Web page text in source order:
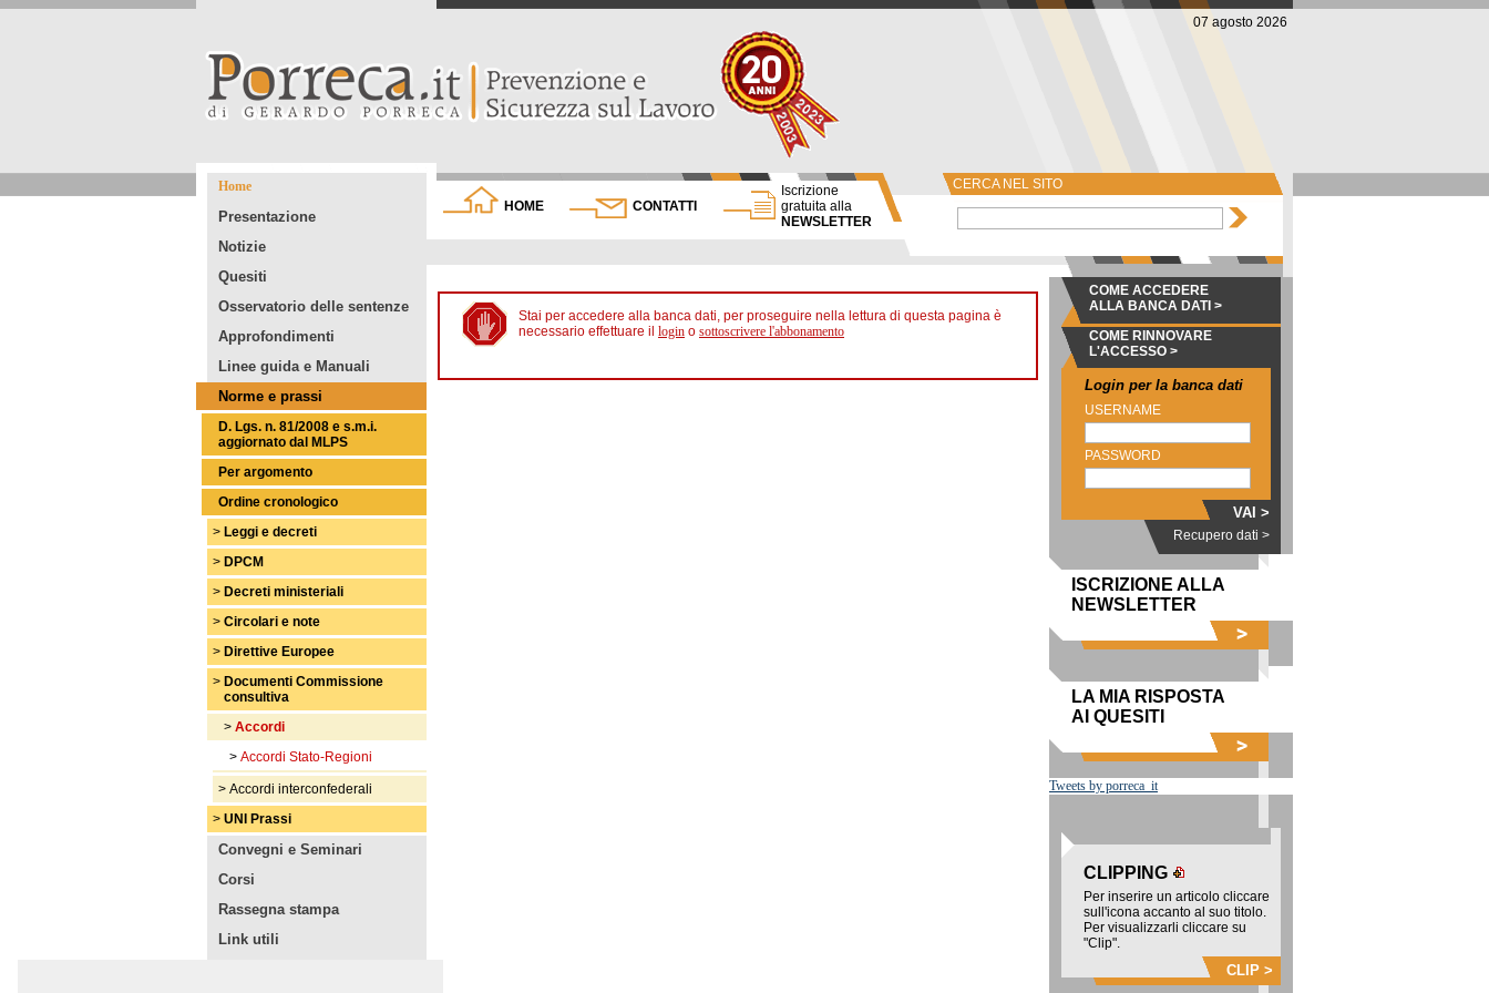
07 agosto 2026
Home
Presentazione
Notizie
Quesiti
Osservatorio delle sentenze
Approfondimenti
Linee guida e Manuali
Norme e prassi
D. Lgs. n. 81/2008 e s.m.i.
aggiornato dal MLPS
Per argomento
Ordine cronologico
> Leggi e decreti
> DPCM
> Decreti ministeriali
> Circolari e note
> Direttive Europee
> Documenti Commissione
consultiva
> Accordi
> Accordi Stato-Regioni
> Accordi interconfederali
> UNI Prassi
Convegni e Seminari
Corsi
Rassegna stampa
Link utili
HOME CONTATTI
Iscrizione
gratuita alla
NEWSLETTER
CERCA NEL SITO
Stai per accedere alla banca dati, per proseguire nella lettura di questa pagina è
necessario effettuare il login o sottoscrivere l'abbonamento
COME ACCEDERE
ALLA BANCA DATI >
COME RINNOVARE
L'ACCESSO >
Login per la banca dati
USERNAME
PASSWORD
VAI >
Recupero dati >
ISCRIZIONE ALLA
NEWSLETTER
LA MIA RISPOSTA
AI QUESITI
Tweets by porreca_it
CLIPPING
Per inserire un articolo cliccare
sull'icona accanto al suo titolo.
Per visualizzarli cliccare su
"Clip".
CLIP >